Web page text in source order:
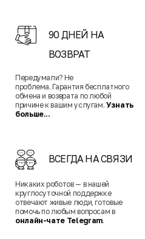
90 ДНЕЙ НА
ВОЗВРАТ
Передумали? Не
проблема. Гарантия бесплатного
обмена и возврата по любой
причине к вашим услугам. Узнать
больше...
ВСЕГДА НА СВЯЗИ
Никаких роботов — в нашей
круглосуточной поддержке
отвечают живые люди, готовые
помочь по любым вопросам в
онлайн-чате Telegram.